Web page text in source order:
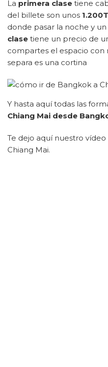
La primera clase tiene
del billete son unos
donde pasar la noche y
clase tiene un precio de
compartes el espacio con
separa es una cortina
Y hasta aquí todas las
Chiang Mai desde
Te dejo aquí nuestro
Chiang Mai.